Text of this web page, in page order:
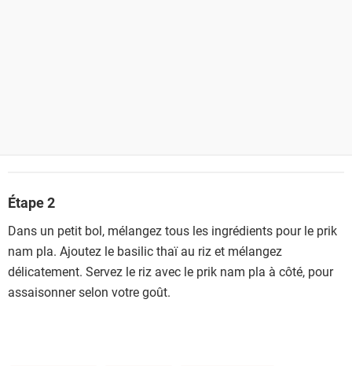
Étape 2
Dans un petit bol, mélangez tous les ingrédients pour le prik
nam pla. Ajoutez le basilic thaï au riz et mélangez
délicatement. Servez le riz avec le prik nam pla à côté, pour
assaisonner selon votre goût.